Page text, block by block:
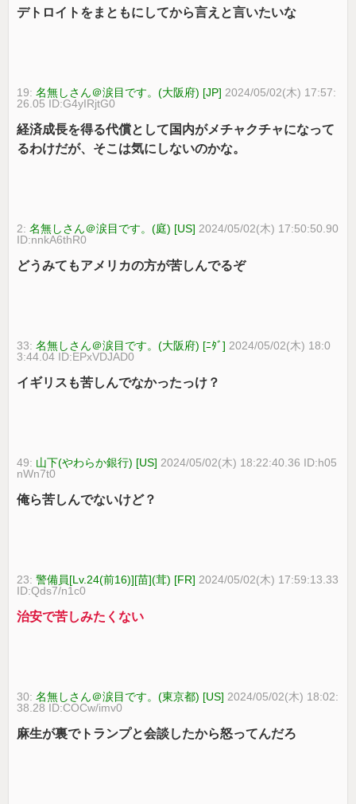
デトロイトをまともにしてから言えと言いたいな
19:名無しさん＠涙目です。(大阪府) [JP] 2024/05/02(木) 17:57:
26.05 ID:G4yIRjtG0
経済成長を得る代償として国内がメチャクチャになって
るわけだが、そこは気にしないのかな。
2:名無しさん＠涙目です。(庭) [US] 2024/05/02(木) 17:50:50.90
ID:nnkA6thR0
どうみてもアメリカの方が苦しんでるぞ
33:名無しさん＠涙目です。(大阪府) [ﾆﾀﾞ] 2024/05/02(木) 18:0
3:44.04 ID:EPxVDJAD0
イギリスも苦しんでなかったっけ？
49: 山下(やわらか銀行) [US] 2024/05/02(木) 18:22:40.36 ID:h05
nWn7t0
俺ら苦しんでないけど？
23:警備員[Lv.24(前16)][苗](茸) [FR] 2024/05/02(木) 17:59:13.33
ID:Qds7/n1c0
治安で苦しみたくない
30:名無しさん＠涙目です。(東京都) [US] 2024/05/02(木) 18:02:
38.28 ID:COCw/imv0
麻生が裏でトランプと会談したから怒ってんだろ